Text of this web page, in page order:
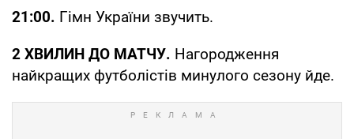
21:00. Гімн України звучить.
2 ХВИЛИН ДО МАТЧУ. Нагородження
найкращих футболістів минулого сезону йде.